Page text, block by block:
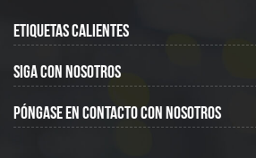
ETIQUETAS CALIENTES
SIGA CON NOSOTROS
PÓNGASE EN CONTACTO CON NOSOTROS